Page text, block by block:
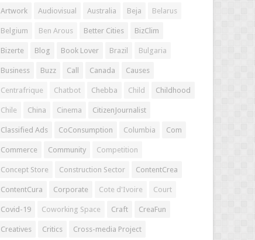
Artwork Audiovisual Australia Beja Belarus
Belgium Ben Arous Better Cities BizClim
Bizerte Blog Book Lover Brazil Bulgaria
Business Buzz Call Canada Causes
Centrafrique Chatbot Chebba Child Childhood
Chile China Cinema CitizenJournalist
Classified Ads CoConsumption Columbia Com
Commerce Community Competition
Concept Store Construction Sector ContentCrea
ContentCura Corporate Cote d'Ivoire Court
Covid-19 Coworking Space Craft CreaFun
Creatives Critics Cross-media Project